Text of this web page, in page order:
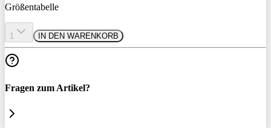
Größentabelle
1 IN DEN WARENKORB
Fragen zum Artikel?